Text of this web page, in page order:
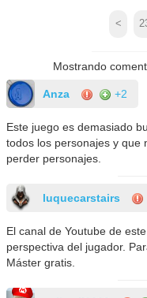
<
Mostrando
Anza +2
Este juego es demasiado
todos los personajes y que
perder personajes.
luquecarstairs
El canal de Youtube de
perspectiva del jugador.
Máster gratis.